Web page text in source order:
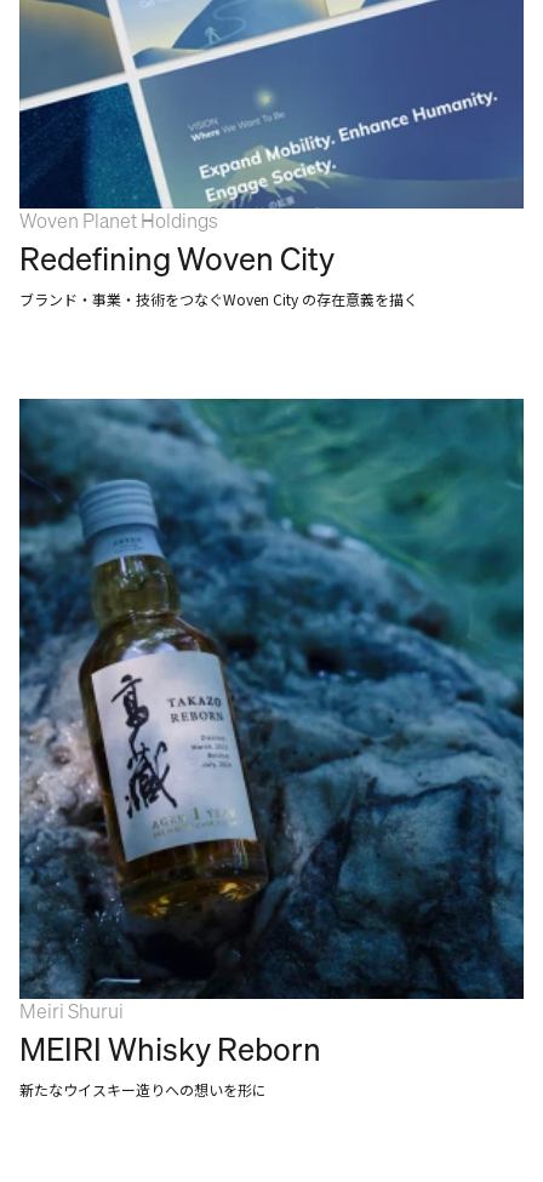
Woven Planet Holdings
Redefining Woven City
ブランド・事業・技術をつなぐWoven City の存在意義を描く
Meiri Shurui
MEIRI Whisky Reborn
新たなウイスキー造りへの想いを形に